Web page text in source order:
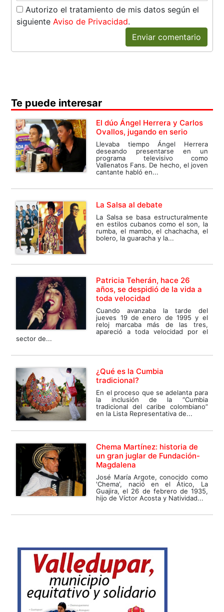
Autorizo el tratamiento de mis datos según el
siguienteAviso de Privacidad.
Enviar comentario
Te puede interesar
El dúo Ángel Herrera y Carlos
Ovallos, jugando en serio
Llevaba tiempo Ángel Herrera
deseando presentarse en un
programa televisivo como
Vallenatos Fans. De hecho, el joven
cantante habló en...
La Salsa al debate
La Salsa se basa estructuralmente
en estilos cubanos como el son, la
rumba, el mambo, el chachacha, el
bolero, la guaracha y la...
Patricia Teherán, hace 26
años, se despidió de la vida a
toda velocidad
Cuando avanzaba la tarde del
jueves 19 de enero de 1995 y el
reloj marcaba más de las tres,
apareció a toda velocidad por el
sector de...
¿Qué es la Cumbia
tradicional?
En el proceso que se adelanta para
la inclusión de la “Cumbia
tradicional del caribe colombiano”
en la Lista Representativa de...
Chema Martínez: historia de
un gran juglar de Fundación-
Magdalena
José María Argote, conocido como
'Chema', nació en el Ático, La
Guajira, el 26 de febrero de 1935,
hijo de Víctor Acosta y Natividad...